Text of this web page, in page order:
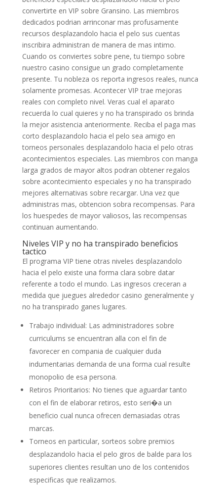
convertirte en VIP sobre Gransino. Las miembros
dedicados podrian arrinconar mas profusamente
recursos desplazandolo hacia el pelo sus cuentas
inscribira administran de manera de mas intimo.
Cuando os conviertes sobre pene, tu tiempo sobre
nuestro casino consigue un grado completamente
presente. Tu nobleza os reporta ingresos reales, nunca
solamente promesas. Acontecer VIP trae mejoras
reales con completo nivel. Veras cual el aparato
recuerda lo cual quieres y no ha transpirado os brinda
la mejor asistencia anteriormente. Reciba el paga mas
corto desplazandolo hacia el pelo sea amigo en
torneos personales desplazandolo hacia el pelo otras
acontecimientos especiales. Las miembros con manga
larga grados de mayor altos podran obtener regalos
sobre acontecimiento especiales y no ha transpirado
mejores alternativas sobre recargar. Una vez que
administras mas, obtencion sobra recompensas. Para
los huespedes de mayor valiosos, las recompensas
continuan aumentando.
Niveles VIP y no ha transpirado beneficios
tactico
El programa VIP tiene otras niveles desplazandolo
hacia el pelo existe una forma clara sobre datar
referente a todo el mundo. Las ingresos creceran a
medida que juegues alrededor casino generalmente y
no ha transpirado ganes lugares.
Trabajo individual: Las administradores sobre
curriculums se encuentran alla con el fin de
favorecer en compania de cualquier duda
indumentarias demanda de una forma cual resulte
monopolio de esa persona.
Retiros Prioritarios: No tienes que aguardar tanto
con el fin de elaborar retiros, esto seri�a un
beneficio cual nunca ofrecen demasiadas otras
marcas.
Torneos en particular, sorteos sobre premios
desplazandolo hacia el pelo giros de balde para los
superiores clientes resultan uno de los contenidos
especificas que realizamos.